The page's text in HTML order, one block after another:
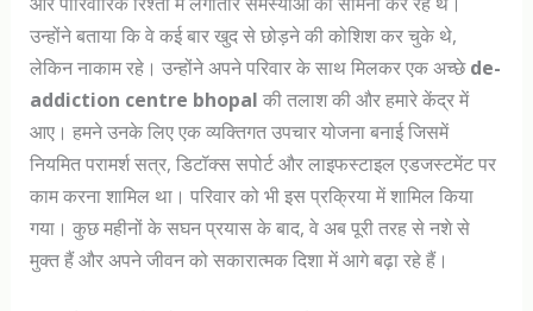
उन्होंने बताया कि वे कई बार खुद से छोड़ने की कोशिश कर चुके थे,
लेकिन नाकाम रहे। उन्होंने अपने परिवार के साथ मिलकर एक अच्छेde-
addiction centre bhopal की तलाश की और हमारे केंद्र में
आए। हमने उनके लिए एक व्यक्तिगत उपचार योजना बनाई जिसमें
नियमित परामर्श सत्र, डिटॉक्स सपोर्ट और लाइफस्टाइल एडजस्टमेंट पर
काम करना शामिल था। परिवार को भी इस प्रक्रिया में शामिल किया
गया। कुछ महीनों के सघन प्रयास के बाद, वे अब पूरी तरह से नशे से
मुक्त हैं और अपने जीवन को सकारात्मक दिशा में आगे बढ़ा रहे हैं।